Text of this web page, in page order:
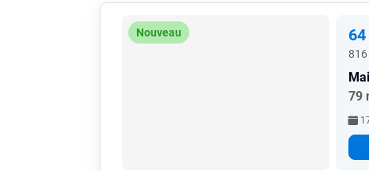
Nouveau
816
79